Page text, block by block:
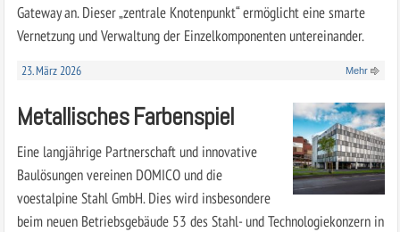
Gateway an. Dieser „zentrale Knotenpunkt“ ermöglicht eine smarte
Vernetzung und Verwaltung der Einzelkomponenten untereinander.
23. März 2026 Mehr
Metallisches Farbenspiel
Eine langjährige Partnerschaft und innovative
Baulösungen vereinen DOMICO und die
voestalpine Stahl GmbH. Dies wird insbesondere
beim neuen Betriebsgebäude 53 des Stahl- und Technologiekonzern in